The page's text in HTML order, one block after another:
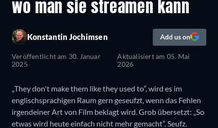
wo man sie streamen kann
Konstantin Jochimsen Add us on
Veröffentlicht am 30. Januar
2025
Aktualisiert am 05. Mai
2026
„They don't make them like they used to”, wird es im
englischsprachigen Raum gern geseufzt, wenn das Fehlen
irgendeiner Art von Film beklagt wird. Grob übersetzt: „So
etwas wird heute einfach nicht mehr gemacht”. Seufz.